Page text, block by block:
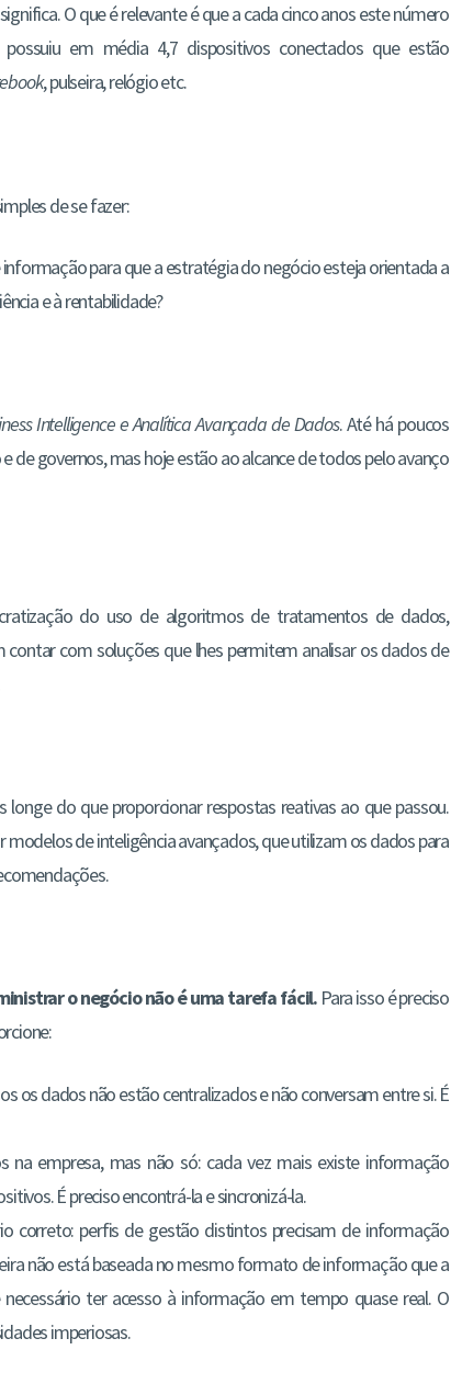
O que é relevante é que a cada cinco anos este número
em média 4,7 dispositivos conectados que estão
, pulseira, relógio etc.
de se fazer:
para que a estratégia do negócio esteja orientada a
e à rentabilidade?
Intelligence e Analítica Avançada de Dados. Até há poucos
de governos, mas hoje estão ao alcance de todos pelo avanço
do uso de algoritmos de tratamentos de dados,
com soluções que lhes permitem analisar os dados de
do que proporcionar respostas reativas ao que passou.
de inteligência avançados, que utilizam os dados para
o negócio não é uma tarefa fácil.Para isso é preciso
os dados não estão centralizados e não conversam entre si. É
empresa, mas não só: cada vez mais existe informação
É preciso encontrá-la e sincronizá-la.
correto: perfis de gestão distintos precisam de informação
não está baseada no mesmo formato de informação que a
ter acesso à informação em tempo quase real. O
imperiosas.